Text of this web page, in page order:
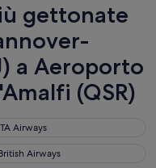
gettonate
a Aeroporto
(QSR)
Airways
Airways
Airways
Airways